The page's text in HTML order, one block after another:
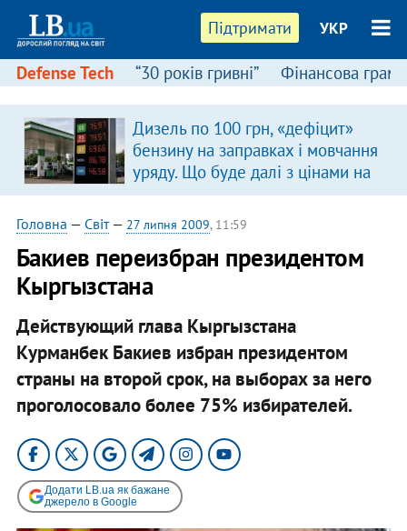
Підтримати УКР
Defense Tech “30 років гривні” Фінансова
Дизель по 100 грн, «дефіцит»
бензину на заправках і мовчання
уряду. Що буде далі з цінами на
пальне?
Головна — Світ— 27 липня 2009, 11:59
Бакиев переизбран президентом
Кыргызстана
Действующий глава Кыргызстана
Курманбек Бакиев избран президентом
страны на второй срок, на выборах за него
проголосовало более 75% избирателей.
Додати LB.ua як бажане
джерело в Google